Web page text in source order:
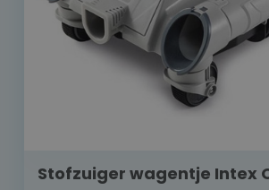
Stofzuiger wagentje Intex